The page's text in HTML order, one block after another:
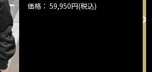
価格： 59,950円(税込)